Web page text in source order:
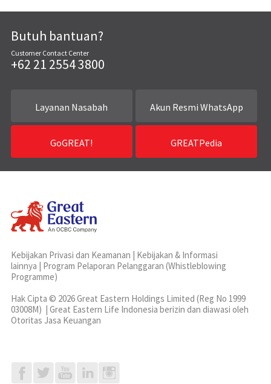
Butuh bantuan?
Customer Contact Center
+62 21 2554 3800
Layanan Nasabah Akun Resmi WhatsApp
GoGREAT! GREATPedia
Kebijakan Privasi dan Keamanan
Kebijakan & Informasi
lainnya
Program Pelaporan Pelanggaran (Whistleblowing
Programme)
Hak Cipta © 2026 Great Eastern Holdings Limited (Reg No 1999
03008M) | Great Eastern Life Indonesia berizin dan diawasi oleh
Otoritas Jasa Keuangan